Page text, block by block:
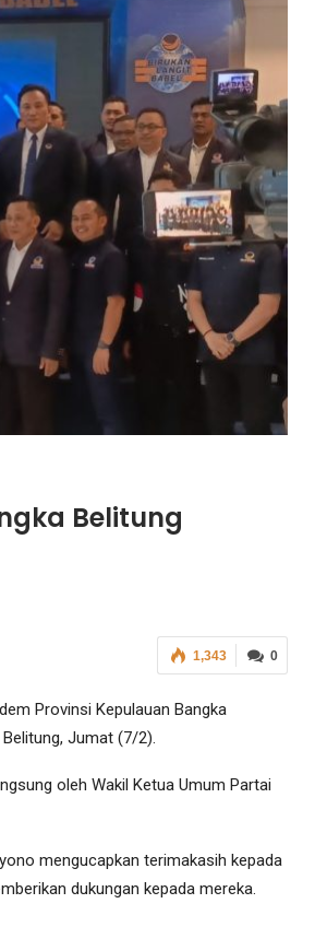
Belitung
0
1,343
Provinsi Kepulauan Bangka
Jumat (7/2).
oleh Wakil Ketua Umum Partai
mengucapkan terimakasih kepada
dukungan kepada mereka.